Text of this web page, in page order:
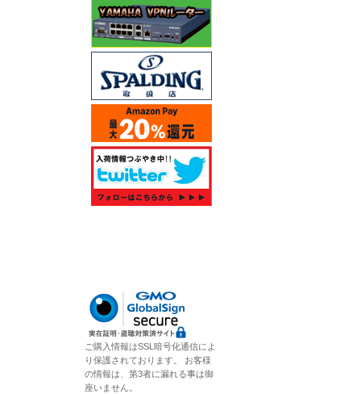
ご購入情報はSSL暗号化通信によ
り保護されております。 お客様
の情報は、第3者に漏れる事は御
座いません。